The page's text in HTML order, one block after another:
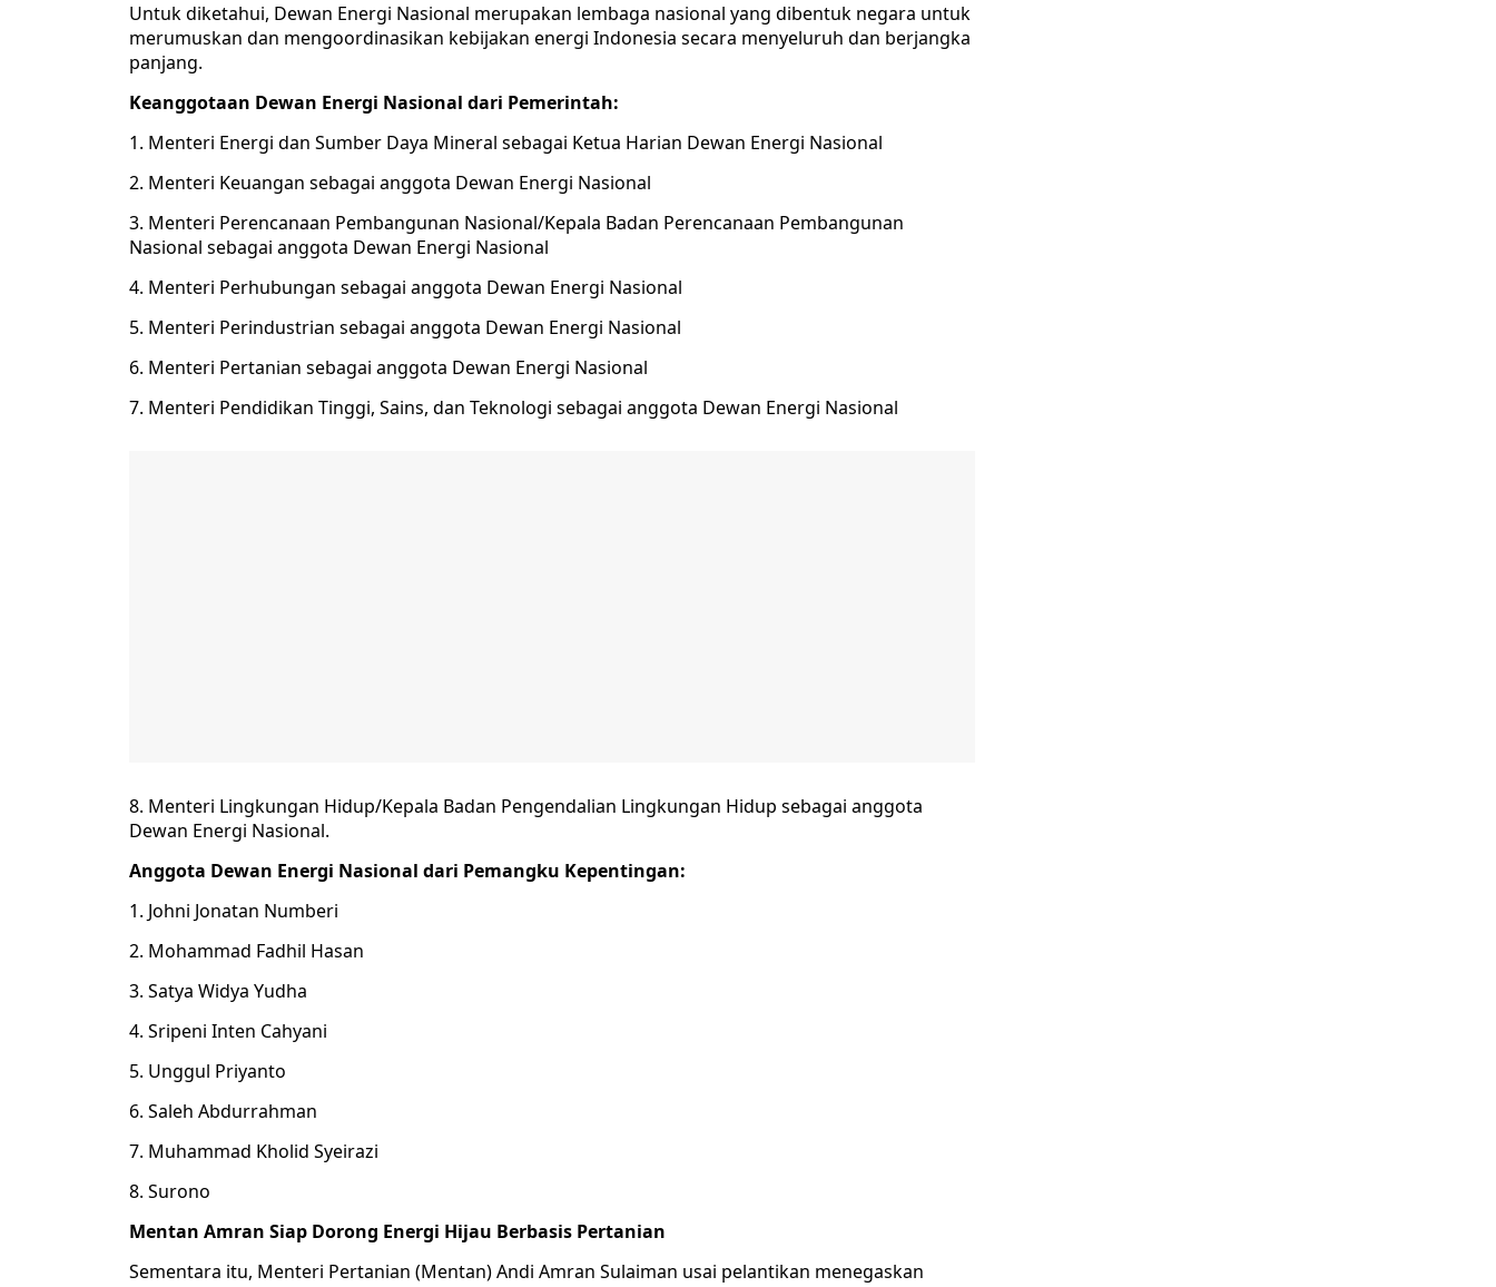
Untuk diketahui, Dewan Energi Nasional merupakan lembaga nasional yang dibentuk negara untuk
merumuskan dan mengoordinasikan kebijakan energi Indonesia secara menyeluruh dan berjangka
panjang.
Keanggotaan Dewan Energi Nasional dari Pemerintah:
1. Menteri Energi dan Sumber Daya Mineral sebagai Ketua Harian Dewan Energi Nasional
2. Menteri Keuangan sebagai anggota Dewan Energi Nasional
3. Menteri Perencanaan Pembangunan Nasional/Kepala Badan Perencanaan Pembangunan
Nasional sebagai anggota Dewan Energi Nasional
4. Menteri Perhubungan sebagai anggota Dewan Energi Nasional
5. Menteri Perindustrian sebagai anggota Dewan Energi Nasional
6. Menteri Pertanian sebagai anggota Dewan Energi Nasional
7. Menteri Pendidikan Tinggi, Sains, dan Teknologi sebagai anggota Dewan Energi Nasional
8. Menteri Lingkungan Hidup/Kepala Badan Pengendalian Lingkungan Hidup sebagai anggota
Dewan Energi Nasional.
Anggota Dewan Energi Nasional dari Pemangku Kepentingan:
1. Johni Jonatan Numberi
2. Mohammad Fadhil Hasan
3. Satya Widya Yudha
4. Sripeni Inten Cahyani
5. Unggul Priyanto
6. Saleh Abdurrahman
7. Muhammad Kholid Syeirazi
8. Surono
Mentan Amran Siap Dorong Energi Hijau Berbasis Pertanian
Sementara itu, Menteri Pertanian (Mentan) Andi Amran Sulaiman usai pelantikan menegaskan